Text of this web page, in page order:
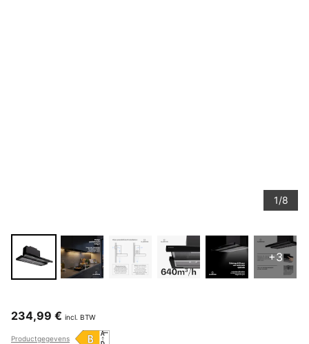
1/8
+3
234,99 € incl. BTW
Productgegevens